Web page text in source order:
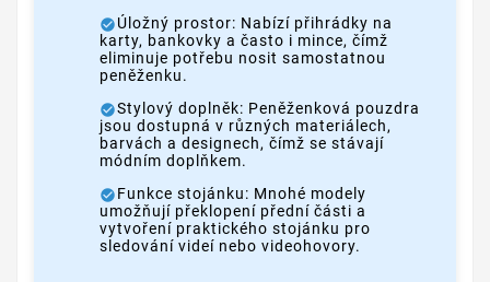
Úložný prostor: Nabízí přihrádky na
karty, bankovky a často i mince, čímž
eliminuje potřebu nosit samostatnou
peněženku.
Stylový doplněk: Peněženková pouzdra
jsou dostupná v různých materiálech,
barvách a designech, čímž se stávají
módním doplňkem.
Funkce stojánku: Mnohé modely
umožňují překlopení přední části a
vytvoření praktického stojánku pro
sledování videí nebo videohovory.